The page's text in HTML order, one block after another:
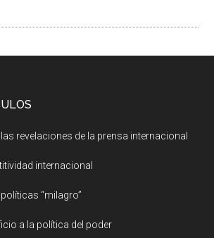
revelaciones de la prensa internacional
internacional
“milagro”
a la política del poder